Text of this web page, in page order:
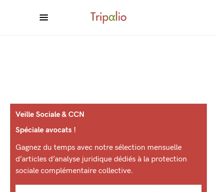
Veille Sociale & CCN
Spéciale avocats !
Gagnez du temps avec notre sélection mensuelle
d’articles d’analyse juridique dédiés à la protection
sociale complémentaire collective.